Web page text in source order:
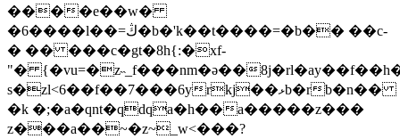
����e��w�
�6����l��=ڭ�b�'k��t����=�b�� ��c-
� �� ���c�gt�8h{:�xf-
"� {�vu=�z˵_f���nm�ә��
s�zl<6��f��7���6yrkj��ޅb�rb�n��
�k �;�a�qnt�qdqa�h��a�����z���
z���a��~�z~_w<���?